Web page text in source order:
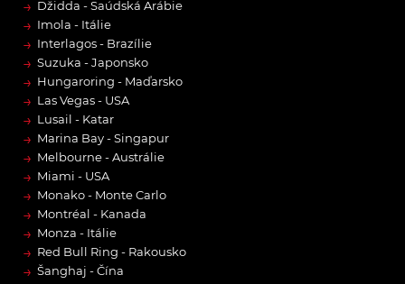
→ Džidda - Saúdská Arábie
→ Imola - Itálie
→ Interlagos - Brazílie
→ Suzuka - Japonsko
→ Hungaroring - Maďarsko
→ Las Vegas - USA
→ Lusail - Katar
→ Marina Bay - Singapur
→ Melbourne - Austrálie
→ Miami - USA
→ Monako - Monte Carlo
→ Montréal - Kanada
→ Monza - Itálie
→ Red Bull Ring - Rakousko
→ Šanghaj - Čína